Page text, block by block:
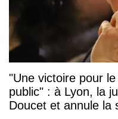
"Une victoire pour
public" : à Lyon, la
Doucet et annule la